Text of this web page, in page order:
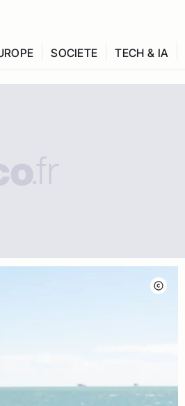
SOCIETE TECH & IA